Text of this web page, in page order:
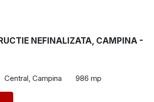
NEFINALIZATA, CAMPINA -
Central, Campina 986 mp